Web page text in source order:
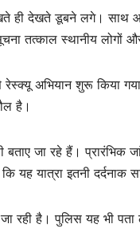
ही देखते डूबने लगे। साथ
तत्काल स्थानीय लोगों
रेस्क्यू अभियान शुरू किया
है।
जा रहे हैं। प्रारंभिक
यात्रा इतनी दर्दनाक
रही है। पुलिस यह भी पता